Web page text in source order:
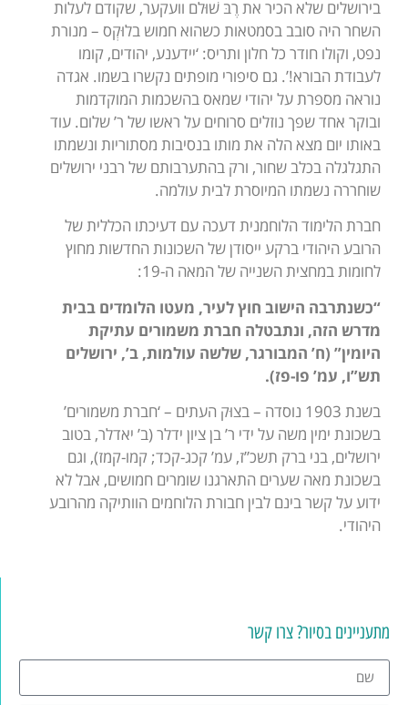
מתעניינים בסיור? צרו קשר
בירושלים שלא הכיר את רֶבּ שׁוּלם וועקער, שקודם לעלות
השחר היה סובב בסמטאות כשהוא חמוש בלוּקְס – מנורת
נפט, וקולו חודר כל חלון ותריס: ‘יידענע, יהודים, קומו
לעבודת הבורא!’. גם סיפורי מופתים נקשרו בשמו. אגדה
נוראה מספרת על יהודי שמאס בהשכמות המוקדמות
ובוקר אחד שפך נוזלים סרוחים על ראשו של ר’ שלום. עוד
באותו יום מצא הלה את מותו בנסיבות מסתוריות ונשמתו
התגלגלה בכלב שחור, ורק בהתערבותם של רבני ירושלים
שוחררה נשמתו המיוסרת לבית עולמה.
חברת הלימוד הלוחמנית דעכה עם דעיכתו הכללית של
הרובע היהודי ברקע ייסודן של השכונות החדשות מחוץ
לחומות במחצית השנייה של המאה ה-19:
“כשנתרבה הישוב חוץ לעיר, מעטו הלומדים בבית
מדרש הזה, ונתבטלה חברת משמורים עתיקת
היומין” (ח’ המבורגר, שלשה עולמות, ב’, ירושלים
תש”ו, עמ’ פו-פז).
בשנת 1903 נוסדה – בצוּק העתים – ‘חברת משמורים’
בשכונת ימין משה על ידי ר’ בן ציון ידלר (ב’ יאדלר, בטוב
ירושלים, בני ברק תשכ”ז, עמ’ קכג-קכד; קמו-קמז), וגם
בשכונת מאה שערים התארגנו שומרים חמושים, אבל לא
ידוע על קשר בינם לבין חבורת הלוחמים הוותיקה מהרובע
היהודי.